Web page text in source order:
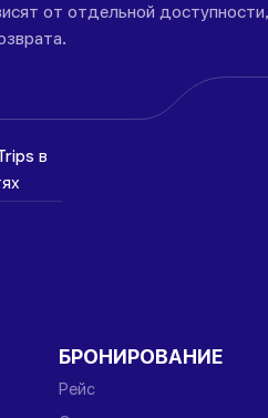
от отдельной
в
БРОНИРОВАНИЕ
Рейс